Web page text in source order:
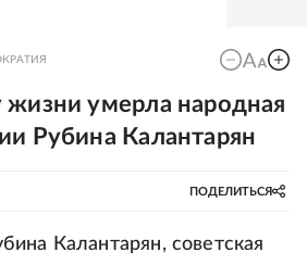
жизни умерла народная
Рубина Калантарян
ПОДЕЛИТЬСЯ
Калантарян, советская